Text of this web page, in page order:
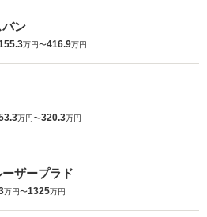
ン
万円〜416.9万円
万円〜320.3万円
ザープラド
万円〜1325万円